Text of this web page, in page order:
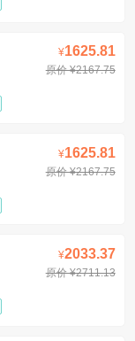
¥1625.81
原价 ¥2167.75
¥1625.81
原价 ¥2167.75
¥2033.37
原价 ¥2711.13